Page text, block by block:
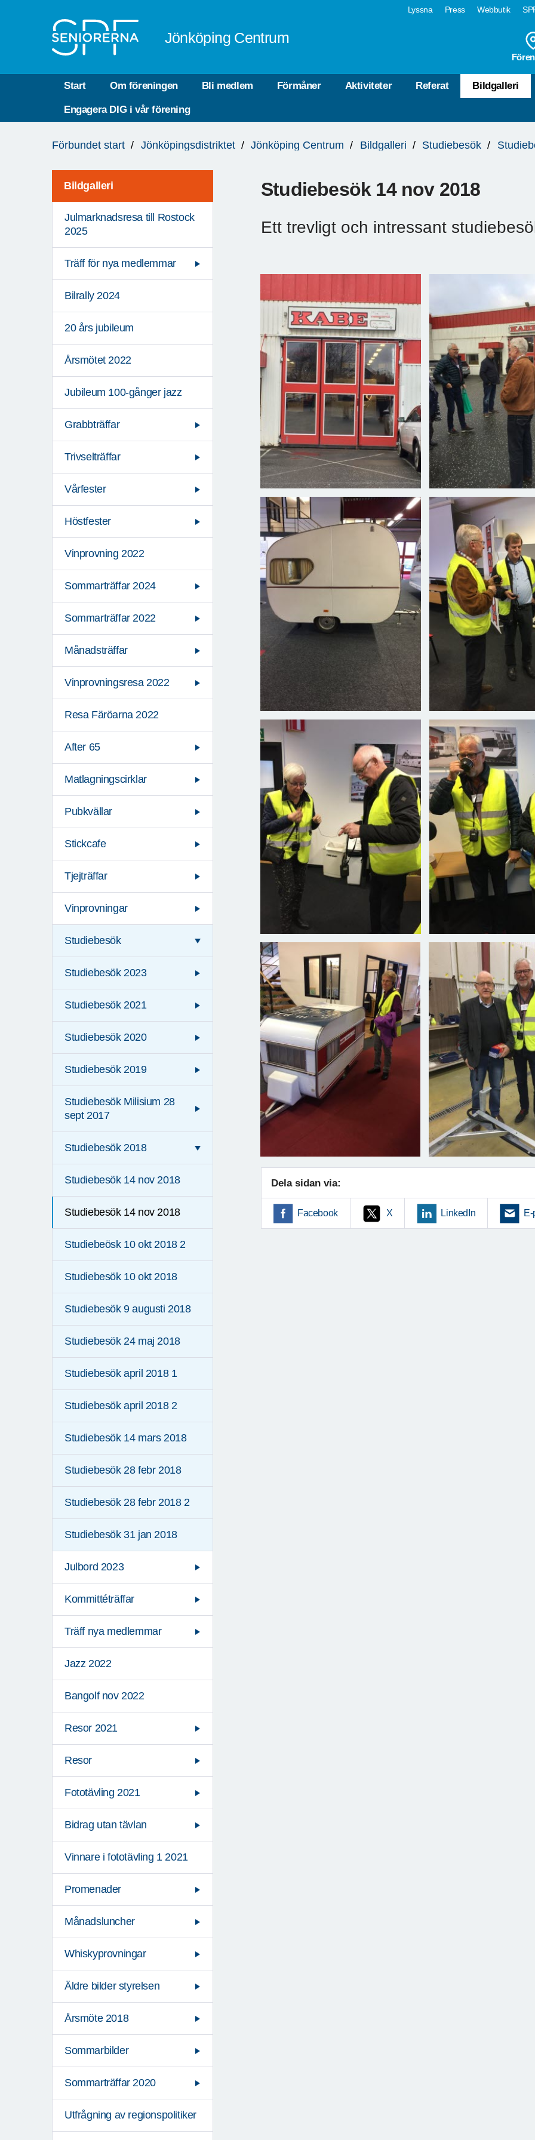
Lyssna Press Webbutik
Jönköping Centrum
Start Om föreningen Bli medlem Förmåner Aktiviteter Referat Bildgalleri
Engagera DIG i vår förening
är
Förbundet start Jönköpingsdistriktet Jönköping Centrum Bildgalleri Studiebesök
Bildgalleri
Julmarknadsresa till Rostock
2025
Träff för nya medlemmar
Bilrally 2024
20 års jubileum
Årsmötet 2022
Jubileum 100-gånger jazz
Grabbträffar
Trivselträffar
Vårfester
Höstfester
Vinprovning 2022
Sommarträffar 2024
Sommarträffar 2022
Månadsträffar
Vinprovningsresa 2022
Resa Färöarna 2022
After 65
Matlagningscirklar
Pubkvällar
Stickcafe
Tjejträffar
Vinprovningar
Studiebesök
Studiebesök 2023
Studiebesök 2021
Studiebesök 2020
Studiebesök 2019
Studiebesök Milisium 28
sept 2017
Studiebesök 2018
Studiebesök 14 nov 2018
Studiebesök 14 nov 2018
Studiebeösk 10 okt 2018 2
Studiebesök 10 okt 2018
Studiebesök 9 augusti 2018
Studiebesök 24 maj 2018
Studiebesök april 2018 1
Studiebesök april 2018 2
Studiebesök 14 mars 2018
Studiebesök 28 febr 2018
Studiebesök 28 febr 2018 2
Studiebesök 31 jan 2018
Julbord 2023
Kommittéträffar
Träff nya medlemmar
Jazz 2022
Bangolf nov 2022
Resor 2021
Resor
Fototävling 2021
Bidrag utan tävlan
Vinnare i fototävling 1 2021
Promenader
Månadsluncher
Whiskyprovningar
Äldre bilder styrelsen
Årsmöte 2018
Sommarbilder
Sommarträffar 2020
Utfrågning av regionspolitiker
Studiebesök 14 nov 2018
Ett trevligt och intressant
Dela sidan via:
Facebook X LinkedIn